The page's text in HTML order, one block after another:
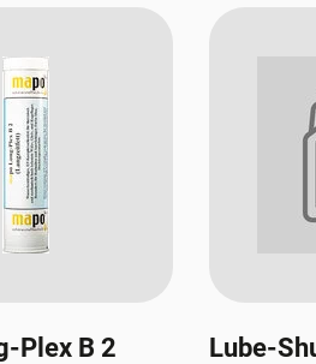
Plex B 2
Lube-